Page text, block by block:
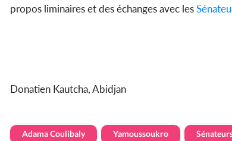
propos liminaires et des échanges avec les
Donatien Kautcha, Abidjan
Adama Coulibaly Yamoussoukro